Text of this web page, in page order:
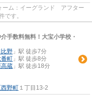
ーム：イーグランド アフター
です。
手数料無料！大宝小学校・
比野 」駅 徒歩7分
町 」駅 徒歩8分
蔵 」駅 徒歩18分
西野町 １丁目13-2